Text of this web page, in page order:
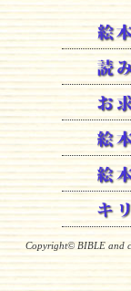
Copyright© BIBLE and